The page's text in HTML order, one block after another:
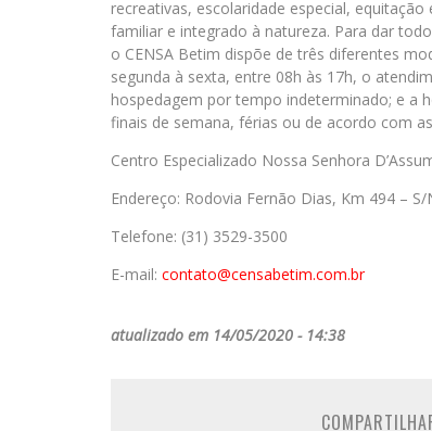
recreativas, escolaridade especial,
familiar e integrado à natureza. Para dar
o CENSA Betim dispõe de três diferentes
segunda à sexta, entre 08h às 17h, o
hospedagem por tempo indeterminado; e a
finais de semana, férias ou de acordo com
Centro Especializado Nossa Senhora
Endereço: Rodovia Fernão Dias, Km 494 –
Telefone: (31) 3529-3500
E-mail: contato@censabetim.com.br
atualizado em 14/05/2020 - 14:38